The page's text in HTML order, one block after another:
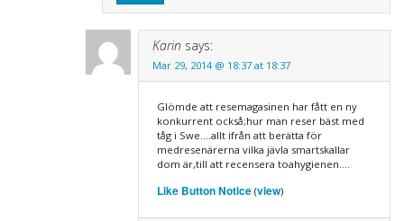
Karin says:
Mar 29, 2014 @ 18:37 at 18:37
Glömde att resemagasinen har fått en ny
konkurrent också;hur man reser bäst med
tåg i Swe….allt ifrån att berätta för
medresenärerna vilka jävla smartskallar
dom är,till att recensera toahygienen….
Like Button Notice(view)